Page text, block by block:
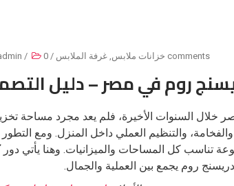
/ خزانات ملابس, غرفة الملابس / 0 comments
روم في مصر – دليل
خلال السنوات الأخيرة، فلم يعد مجرد مساحة
والتنظيم العملي داخل المنزل. ومع التطور
تناسب كل المساحات والميزانيات. وهنا يأتي دور
روم يجمع بين العملية والجمال.